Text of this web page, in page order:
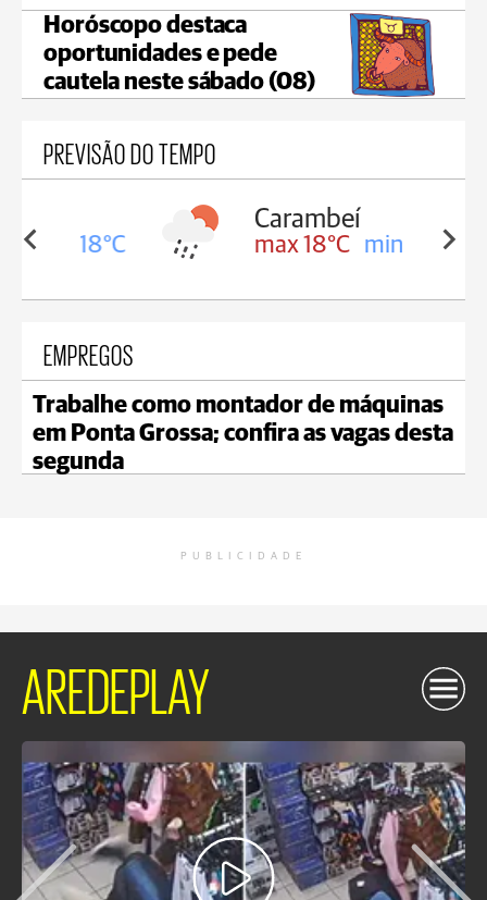
Horóscopo destaca
oportunidades e pede
cautela neste sábado (08)
PREVISÃO DO TEMPO
18°C
Carambeí
max 18°C min 17°C
EMPREGOS
Trabalhe como montador de máquinas
em Ponta Grossa; confira as vagas desta
segunda
PUBLICIDADE
AREDEPLAY